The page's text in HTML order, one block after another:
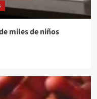
miles de niños